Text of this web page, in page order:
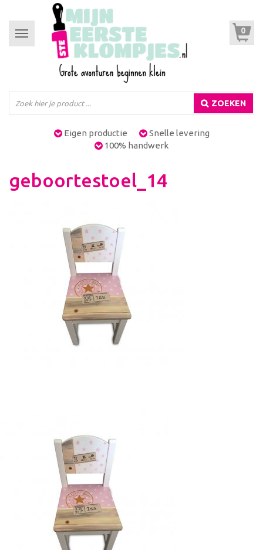
Toggle
navigation
0
ZOEKEN
Eigen productie
Snelle levering
100% handwerk
geboortestoel_14